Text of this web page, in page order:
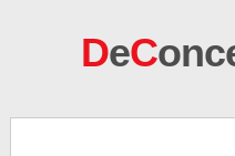
DeC